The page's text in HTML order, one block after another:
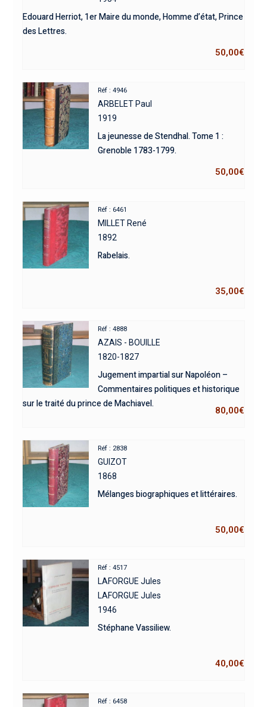
Edouard Herriot, 1er Maire du monde, Homme d’état, Prince
des Lettres.
50,00€
Réf : 4946
ARBELET Paul
1919
La jeunesse de Stendhal. Tome 1 :
Grenoble 1783-1799.
50,00€
Réf : 6461
MILLET René
1892
Rabelais.
35,00€
Réf : 4888
AZAIS - BOUILLE
1820-1827
Jugement impartial sur Napoléon –
Commentaires politiques et historique
sur le traité du prince de Machiavel.
80,00€
Réf : 2838
GUIZOT
1868
Mélanges biographiques et littéraires.
50,00€
Réf : 4517
LAFORGUE Jules
LAFORGUE Jules
1946
Stéphane Vassiliew.
40,00€
Réf : 6458